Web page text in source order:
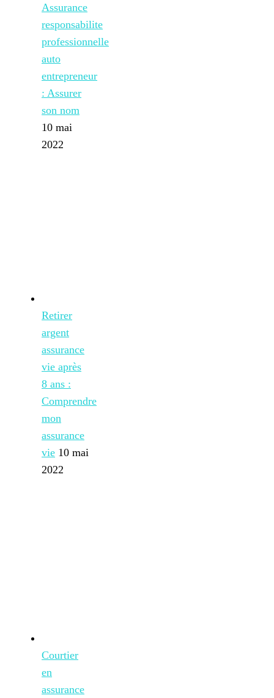
Assurance
responsabilite
professionnelle
auto
entrepreneur
: Assurer
son nom
10 mai
2022
Retirer
argent
assurance
vie après
8 ans :
Comprendre
mon
assurance
vie 10 mai
2022
Courtier
en
assurance